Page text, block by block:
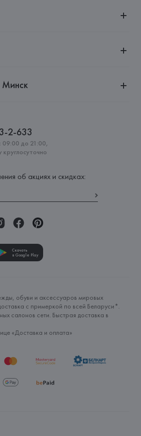
Минск
2-633
09:00 до 21:00,
об акциях и скидках:
Скачать
в Google Play
обуви и аксессуаров мировых
с примеркой по всей Беларуси*.
салонов сети. Быстрая доставка в
«Доставка и оплата»